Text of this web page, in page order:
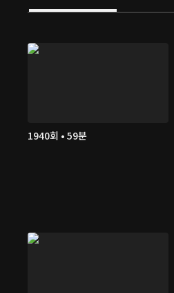
1940회 • 59분